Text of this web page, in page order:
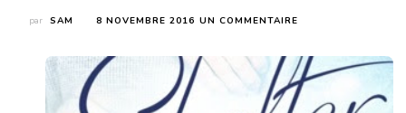
par SAM 8 NOVEMBRE 2016 UN COMMENTAIRE
ASHLEY
JOHN